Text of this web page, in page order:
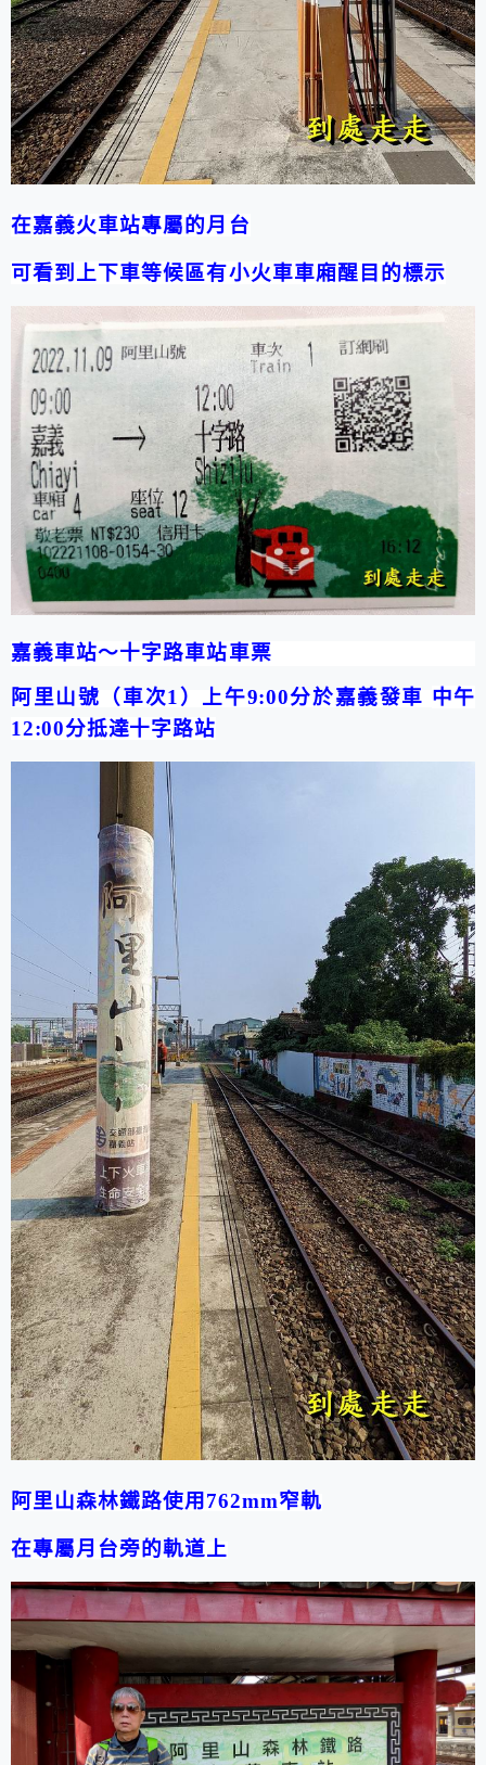
在嘉義火車站專屬的月台
可看到上下車等候區有小火車車廂醒目的標示
嘉義車站～十字路車站車票
阿里山號（車次1 ）上午9:00分於嘉義發車 中午
12:00分抵達十字路站
阿里山森林鐵路使用 762mm窄軌
在專屬月台旁的軌道上